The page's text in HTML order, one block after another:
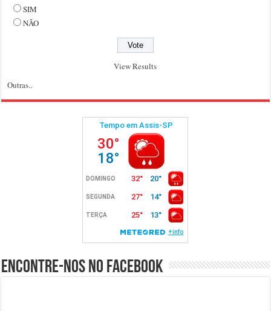
SIM
NÃO
View Results
Outras..
Encontre-nos no Facebook